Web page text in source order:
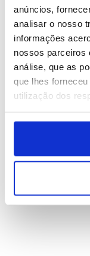
anúncios,
analisar o nosso
informações
nossos parceiros
análise, que as
que lhes
utilização dos
Migrações: Crise
Ceuta junta
protesto frente à
Embaixada de
em Madrid (Pré-
ID: 47556632 Date: 02/08/